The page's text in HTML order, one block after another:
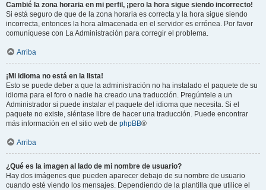
Cambié la zona horaria en mi perfil, ¡pero la hora sigue siendo incorrecto!
Si está seguro de que de la zona horaria es correcta y la hora sigue siendo
incorrecta, entonces la hora almacenada en el servidor es errónea. Por favor
comuníquese con La Administración para corregir el problema.
Arriba
¡Mi idioma no está en la lista!
Esto se puede deber a que la administración no ha instalado el paquete de su
idioma para el foro o nadie ha creado una traducción. Pregúntele a un
Administrador si puede instalar el paquete del idioma que necesita. Si el
paquete no existe, siéntase libre de hacer una traducción. Puede encontrar
más información en el sitio web de phpBB®
Arriba
¿Qué es la imagen al lado de mi nombre de usuario?
Hay dos imágenes que pueden aparecer debajo de su nombre de usuario
cuando esté viendo los mensajes. Dependiendo de la plantilla que utilice el